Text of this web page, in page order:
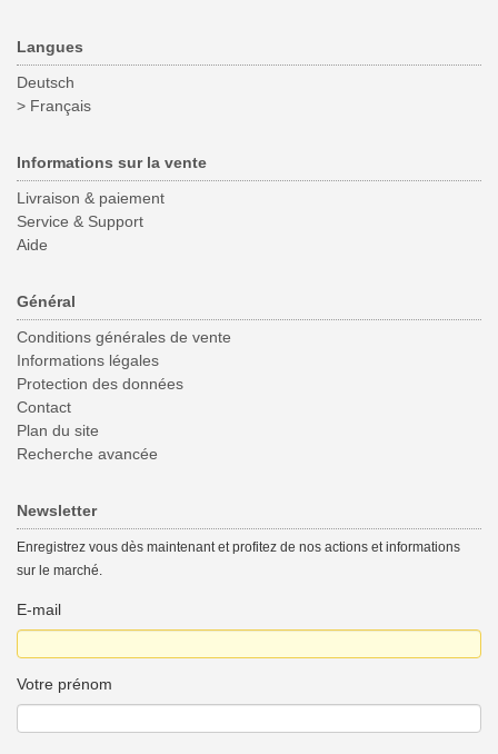
Langues
Deutsch
> Français
Informations sur la vente
Livraison & paiement
Service & Support
Aide
Général
Conditions générales de vente
Informations légales
Protection des données
Contact
Plan du site
Recherche avancée
Newsletter
Enregistrez vous dès maintenant et profitez de nos actions et informations
sur le marché.
E-mail
Votre prénom